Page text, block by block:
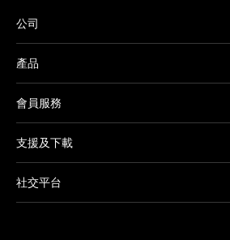
公司
產品
會員服務
支援及下載
社交平台